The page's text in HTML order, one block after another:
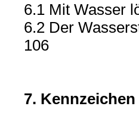
6.1 Mit Wasser
6.2 Der
106
7.